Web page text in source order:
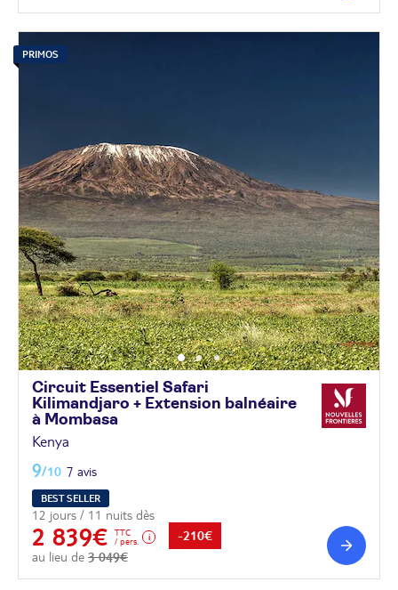
PRIMOS
Circuit Essentiel Safari
Kilimandjaro + Extension balnéaire
à Mombasa
Kenya
9/10 7 avis
BEST SELLER
12 jours / 11 nuits dès
2 839€
TTC
/ pers.
au lieu de 3 049€
-210€